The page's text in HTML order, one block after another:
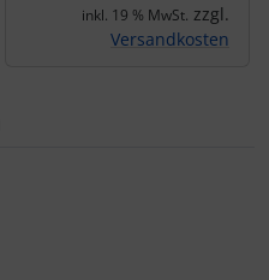
inkl. 19 % MwSt. zzgl.
Versandkosten